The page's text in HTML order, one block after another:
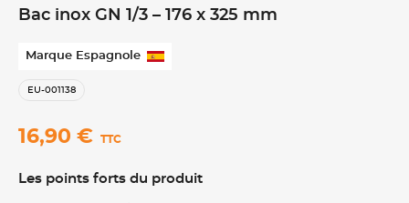
Bac inox GN 1/3 – 176 x 325 mm
Marque Espagnole
EU-001138
16,90 € TTC
Les points forts du produit